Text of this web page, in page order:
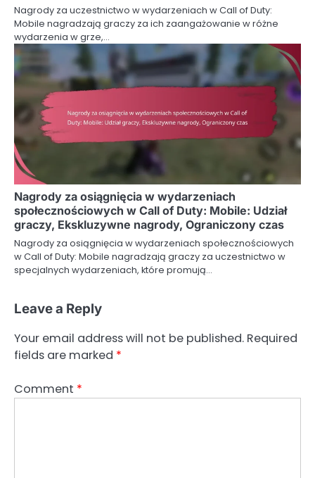
Nagrody za uczestnictwo w wydarzeniach w Call of Duty:
Mobile nagradzają graczy za ich zaangażowanie w różne
wydarzenia w grze,…
Nagrody za osiągnięcia w wydarzeniach
społecznościowych w Call of Duty: Mobile: Udział
graczy, Ekskluzywne nagrody, Ograniczony czas
Nagrody za osiągnięcia w wydarzeniach społecznościowych
w Call of Duty: Mobile nagradzają graczy za uczestnictwo w
specjalnych wydarzeniach, które promują…
Leave a Reply
Your email address will not be published. Required
fields are marked *
Comment *